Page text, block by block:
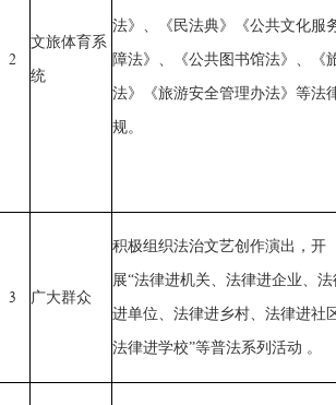
2
文旅体育系
统
法》、 《民法典》 《公共文化服
障法》、《公共图书馆法》、 《
法》 《旅游安全管理办法》等法
规。
3 广大群众
积极组织法治文艺创作演出，开
展“法律进机关、法律进企业、法
进单位、 法律进乡村、 法律进社
法律进学校”等普法系列活动 。